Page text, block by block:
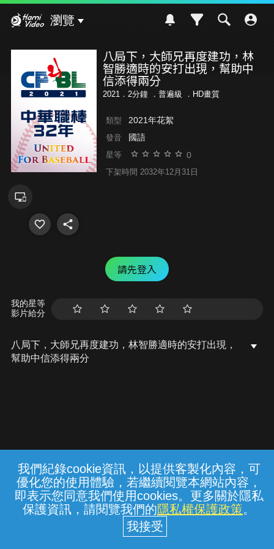
我們紀錄cookie資訊，以提供客製化內容，可
優化您的使用體驗，若繼續閱覽本網站內容，
即表示您同意我們使用cookies。更多關於隱私
保護資訊，請閱覽我們的隱私權保護政策。
瀏覽
八局下，大師兄再度建功，林
智勝適時的安打出現，幫助中
信添得兩分
2021．2分鐘 ． 普遍級 ．HD畫質
類型 2021年花絮
發音 國語
星等 0
下架時間 2032年12月31日
請先登入
我的星等
影片給分
八局下，大師兄再度建功，林智勝適時的安打出現，
幫助中信添得兩分
常見問題 線上客服 服務條款 隱私權保護
中華電信股份有限公司個人家庭分公司
(統一編號：96979949) © 2026
{{notifyMsg}}